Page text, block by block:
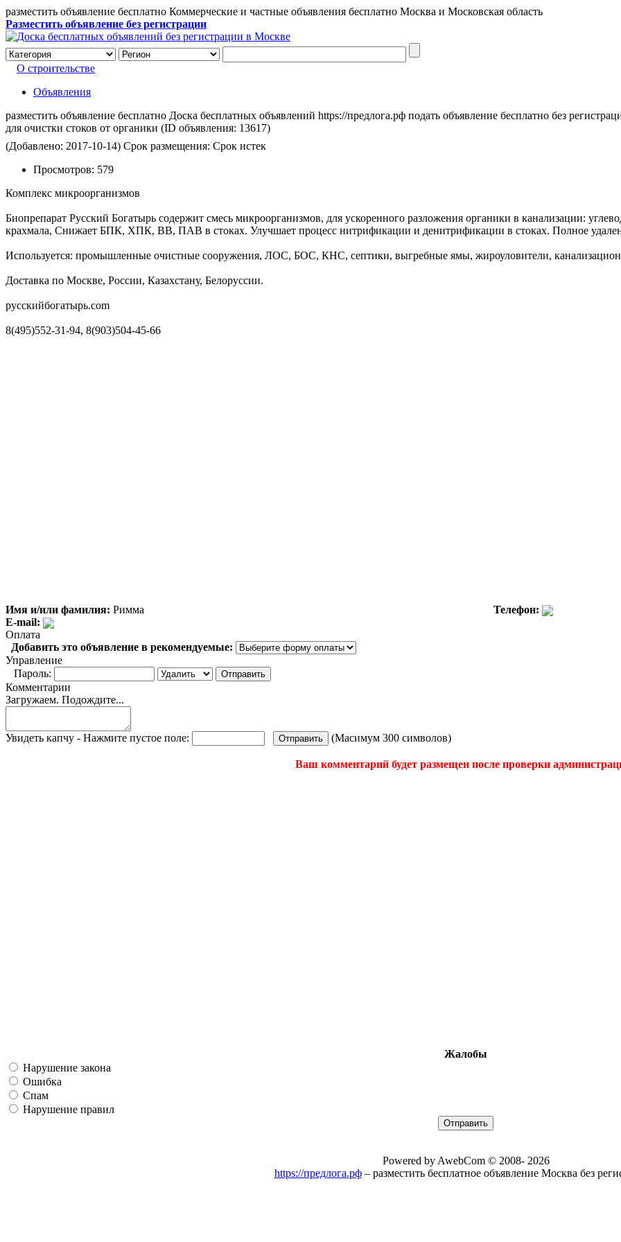
разместить объявление бесплатно Коммерческие и частные объявления бесплатно Москва и Московская область
Разместить объявление без регистрации
О строительстве
Объявления
разместить объявление бесплатно Доска бесплатных объявлений https://предлога.рф подать объявление бесплатно без
для очистки стоков от органики (ID объявления: 13617)
(Добавлено: 2017-10-14) Срок размещения: Срок истек
Просмотров: 579
Комплекс микроорганизмов
Биопрепарат Русский Богатырь содержит смесь микроорганизмов, для ускоренного разложения органики в канализации:
крахмала, Снижает БПК, ХПК, ВВ, ПАВ в стоках. Улучшает процесс нитрификации и денитрификации в стоках. Полное
Используется: промышленные очистные сооружения, ЛОС, БОС, КНС, септики, выгребные ямы, жироуловители,
Доставка по Москве, России, Казахстану, Белоруссии.
русскийбогатырь.сom
8(495)552-31-94, 8(903)504-45-66
Имя и/или фамилия: Римма
Телефон:
E-mail:
Оплата
Добавить это объявление в рекомендуемые:
Управление
Пароль:
Комментарии
Загружаем. Подождите...
Увидеть капчу - Нажмите пустое поле: (Масимум 300 символов)
Ваш комментарий будет размещен после проверки
Жалобы
Нарушение закона
Ошибка
Спам
Нарушение правил
Powered by AwebCom © 2008- 2026
https://предлога.рф– разместить бесплатное объявление Москва без